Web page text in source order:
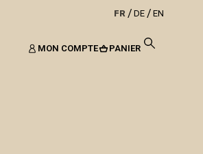
FR DE EN
MON COMPTE PANIER